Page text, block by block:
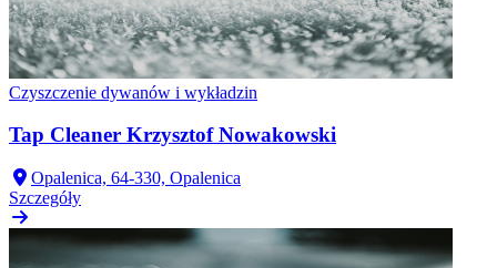
Czyszczenie dywanów i wykładzin
Tap Cleaner Krzysztof Nowakowski
Opalenica, 64-330, Opalenica
Szczegóły